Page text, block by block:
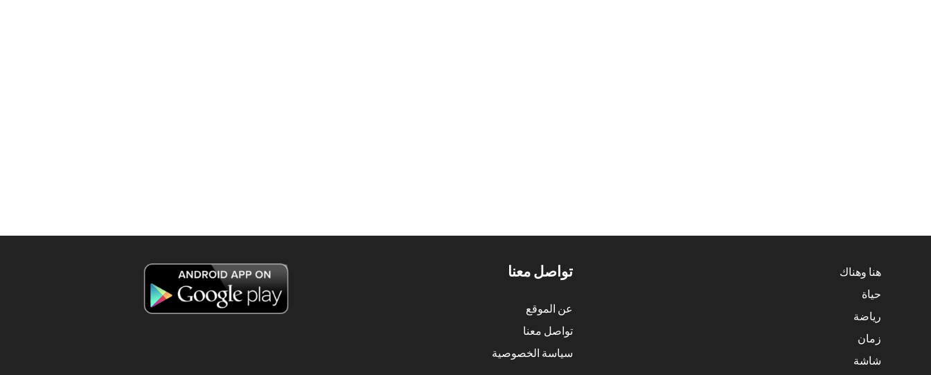
هنا وهناك
حياة
رياضة
زمان
شاشة
تواصل معنا
عن الموقع
تواصل معنا
سياسة الخصوصية